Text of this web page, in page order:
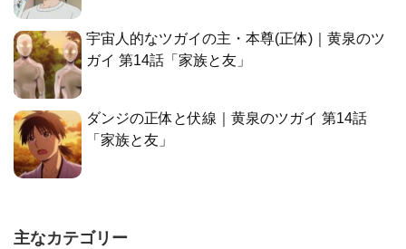
宇宙人的なツガイの主・本尊(正体)｜黄泉のツ
ガイ 第14話「家族と友」
ダンジの正体と伏線｜黄泉のツガイ 第14話
「家族と友」
主なカテゴリー